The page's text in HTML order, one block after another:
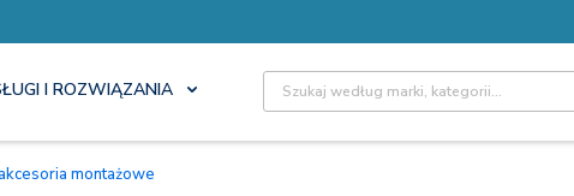
I ROZWIĄZANIA Site Search
montażowe